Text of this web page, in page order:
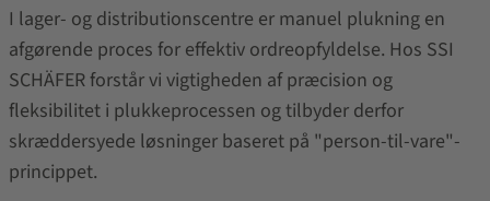
I lager- og distributionscentre er manuel plukning en
afgørende proces for effektiv ordreopfyldelse. Hos SSI
SCHÄFER forstår vi vigtigheden af præcision og
fleksibilitet i plukkeprocessen og tilbyder derfor
skræddersyede løsninger baseret på "person-til-vare"-
princippet.